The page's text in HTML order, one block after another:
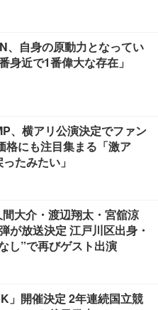
、自身の原動力となってい
身近で1番偉大な存在」
、横アリ公演決定でファン
格にも注目集まる「激ア
たみたい」
大介・渡辺翔太・宮舘涼
が放送決定 江戸川区出身・
し”で再びゲスト出演
」開催決定 2年連続国立競